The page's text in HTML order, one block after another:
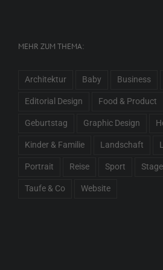
MEHR ZUM THEMA:
Architektur Baby Business
Editorial Design Food & Product
Geburtstag Graphic Design
Kinder & Familie Landschaft
Portrait Reise Sport Stage
Taufe & Co Website